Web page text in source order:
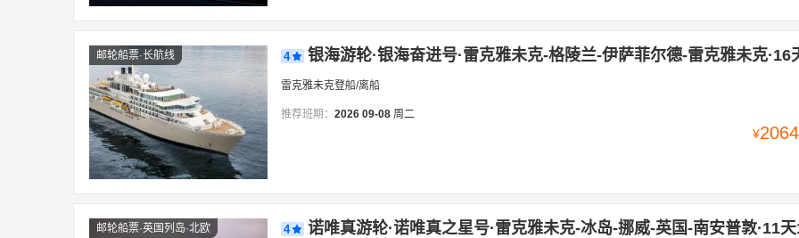
邮轮船票·长航线 4 银海游轮·银海奋进号·雷克雅未克-格陵兰-伊萨菲尔德-雷克雅未克·16
雷克雅未克登船/离船
推荐班期： 2026 09-08 周二
¥
邮轮船票·英国列岛·北欧 4 诺唯真游轮·诺唯真之星号·雷克雅未克-冰岛-挪威-英国-南安普敦·11